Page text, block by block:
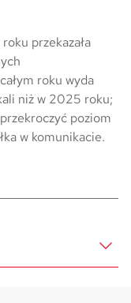
przekazała
roku wyda
niż w 2025 roku;
poziom
w komunikacie.